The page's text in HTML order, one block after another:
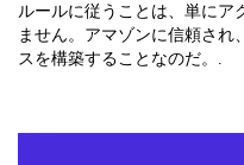
ルールに従うことは、単にア
ません。アマゾンに信頼され
スを構築することなのだ。.